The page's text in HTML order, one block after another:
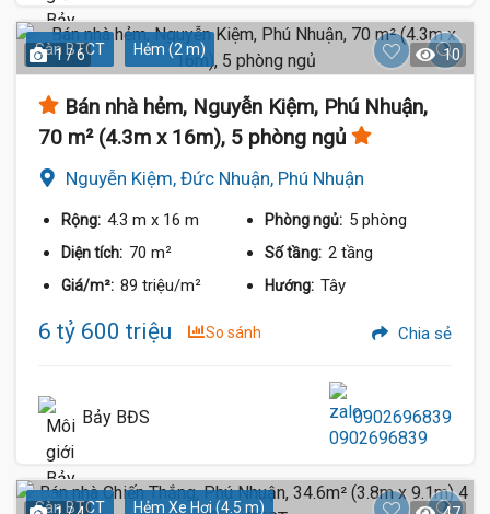
Sàn BTCT Hẻm (2 m)
1 / 6 10
Bán nhà hẻm, Nguyễn Kiệm, Phú Nhuận,
70 m² (4.3m x 16m), 5 phòng ngủ
Nguyễn Kiệm, Đức Nhuận, Phú Nhuận
Rộng: 4.3 m x 16 m Phòng ngủ: 5 phòng
Diện tích: 70 m² Số tầng: 2 tầng
Giá/m²: 89 triệu/m² Hướng: Tây
6 tỷ 600 triệu So sánh Chia sẻ
Bảy BĐS 0902696839
Sàn BTCT Hẻm Xe Hơi (4.5 m)